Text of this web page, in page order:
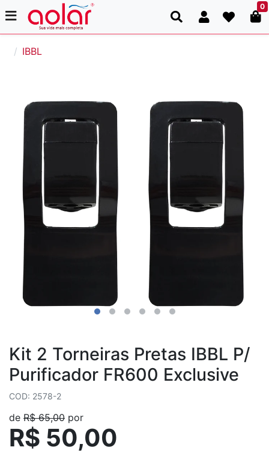
0
IBBL
Kit 2 Torneiras Pretas IBBL P/
Purificador FR600 Exclusive
COD: 2578-2
de R$ 65,00 por
R$ 50,00